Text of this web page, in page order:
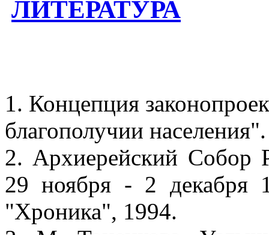
ЛИТЕРАТУРА
1. Концепция
благополучии населения".
2. Архиерейский Собор
29 ноября - 2
"Хроника", 1994.